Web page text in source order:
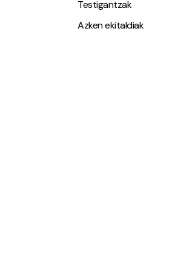
Testigantzak
Azken ekitaldiak